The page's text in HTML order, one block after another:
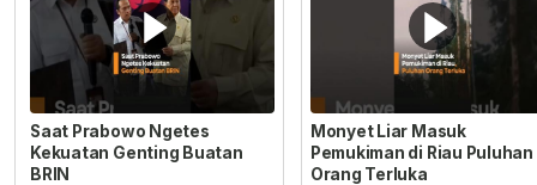
Saat Prabowo Ngetes
Kekuatan Genting Buatan
BRIN
Monyet Liar Masuk
Pemukiman di Riau Puluhan
Orang Terluka